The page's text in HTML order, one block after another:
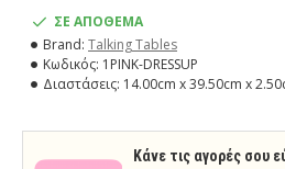
ΣΕ ΑΠΟΘΕΜΑ
Brand: Talking Tables
Κωδικός: 1PINK-DRESSUP
Διαστάσεις: 14.00cm x 39.50cm x
Κάνε τις αγορές σου